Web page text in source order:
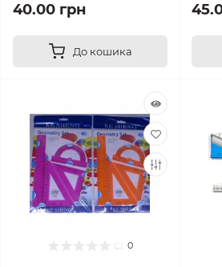
40.00 грн
До кошика
0